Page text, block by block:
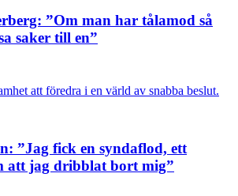
”Om man har tålamod så
saker till en”
att föredra i en värld av snabba beslut.
”Jag fick en syndaflod, ett
att jag dribblat bort mig”